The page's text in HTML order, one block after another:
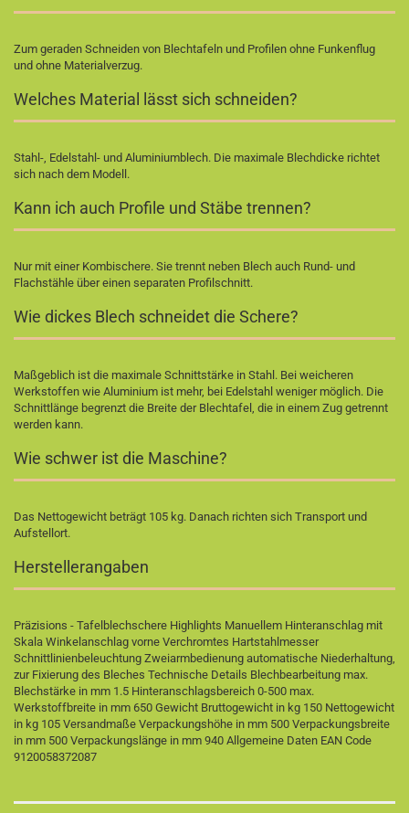
Zum geraden Schneiden von Blechtafeln und Profilen ohne Funkenflug
und ohne Materialverzug.
Welches Material lässt sich schneiden?
Stahl-, Edelstahl- und Aluminiumblech. Die maximale Blechdicke richtet
sich nach dem Modell.
Kann ich auch Profile und Stäbe trennen?
Nur mit einer Kombischere. Sie trennt neben Blech auch Rund- und
Flachstähle über einen separaten Profilschnitt.
Wie dickes Blech schneidet die Schere?
Maßgeblich ist die maximale Schnittstärke in Stahl. Bei weicheren
Werkstoffen wie Aluminium ist mehr, bei Edelstahl weniger möglich. Die
Schnittlänge begrenzt die Breite der Blechtafel, die in einem Zug getrennt
werden kann.
Wie schwer ist die Maschine?
Das Nettogewicht beträgt 105 kg. Danach richten sich Transport und
Aufstellort.
Herstellerangaben
Präzisions - Tafelblechschere Highlights Manuellem Hinteranschlag mit
Skala Winkelanschlag vorne Verchromtes Hartstahlmesser
Schnittlinienbeleuchtung Zweiarmbedienung automatische Niederhaltung,
zur Fixierung des Bleches Technische Details Blechbearbeitung max.
Blechstärke in mm 1.5 Hinteranschlagsbereich 0-500 max.
Werkstoffbreite in mm 650 Gewicht Bruttogewicht in kg 150 Nettogewicht
in kg 105 Versandmaße Verpackungshöhe in mm 500 Verpackungsbreite
in mm 500 Verpackungslänge in mm 940 Allgemeine Daten EAN Code
9120058372087